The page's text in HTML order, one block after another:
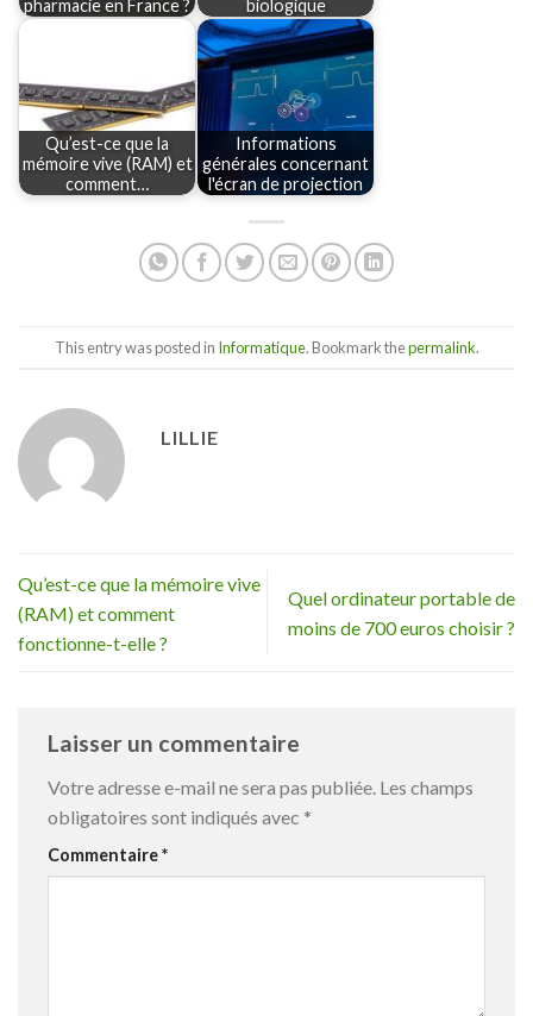
pharmacie en France ?
biologique
Qu’est-ce que la
mémoire vive (RAM) et
comment…
Informations
générales concernant
l'écran de projection
This entry was posted in Informatique. Bookmark thepermalink.
LILLIE
Qu’est-ce que la mémoire vive
(RAM) et comment
fonctionne-t-elle ?
Quel ordinateur portable de
moins de 700 euros choisir ?
Laisser un commentaire
Votre adresse e-mail ne sera pas publiée. Les champs
obligatoires sont indiqués avec *
Commentaire*